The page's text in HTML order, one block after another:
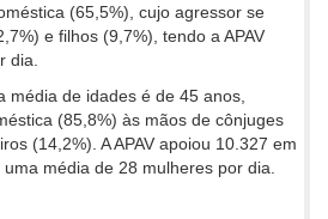
(65,5%), cujo agressor se
e filhos (9,7%), tendo a APAV
dia.
média de idades é de 45 anos,
(85,8%) às mãos de cônjuges
(14,2%). A APAV apoiou 10.327 em
média de 28 mulheres por dia.